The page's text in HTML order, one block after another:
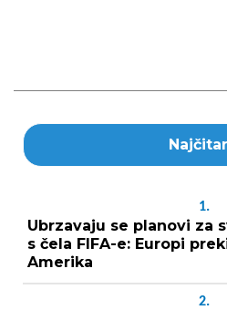
1.
Ubrzavaju se planovi za
s čela FIFA-e: Europi
Amerika
2.